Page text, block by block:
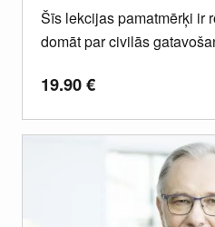
Šīs lekcijas pamatmērķi ir
domāt par civilās
mājsaimniecības līmenī
mājsaimniecības
19.90€